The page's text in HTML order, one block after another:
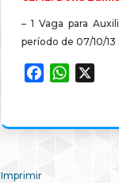
– 1 Vaga para
período de 07/10/13
Facebook
Imprimir